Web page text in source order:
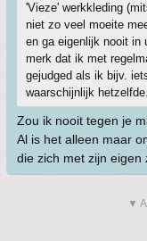
'Vieze' werkkleding
niet zo veel moeite
en ga eigenlijk nooit in
merk dat ik met
gejudged als ik bijv.
waarschijnlijk hetzelfde.
Zou ik nooit tegen je
Al is het alleen maar
die zich met zijn eigen
▼